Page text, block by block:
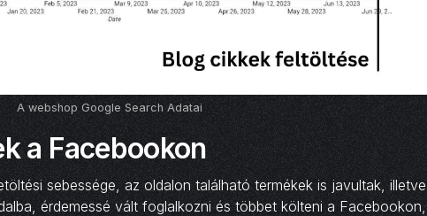
A webshop Google Search Adatai
a Facebookon
sebessége, az oldalon található termékek is javultak, illetve
érdemessé vált foglalkozni és többet költeni a Facebookon,